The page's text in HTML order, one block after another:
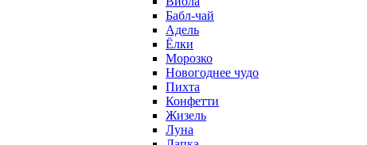
Бабл-чай
Адель
Ёлки
Морозко
Новогоднее чудо
Пихта
Конфетти
Жизель
Луна